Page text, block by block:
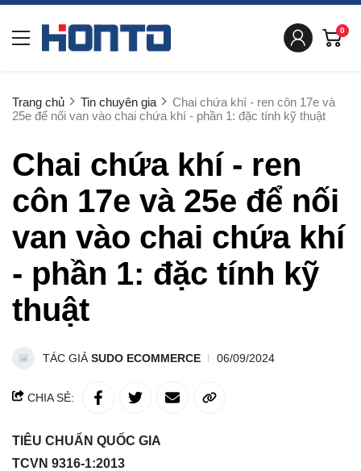
0
Trang chủ Tin chuyên gia
Chai chứa khí - ren côn 17e và
25e để nối van vào chai chứa khí - phần 1: đặc tính kỹ thuật
Chai chứa khí - ren
côn 17e và 25e để nối
van vào chai chứa khí
- phần 1: đặc tính kỹ
thuật
TÁC GIẢ SUDO ECOMMERCE 06/09/2024
CHIA SẺ:
TIÊU CHUẨN QUỐC GIA
TCVN 9316-1:2013